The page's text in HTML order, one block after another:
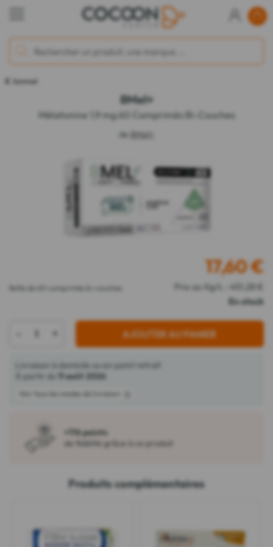
Sommeil
8Mel+
Mélatonine 1,9 mg 60 Comprimés Bi-Couches
de 8Mel+
Boîte de 60 comprimés bi-couches
17,60€
Prix au Kg/L : 451,28 €
En stock
+ AJOUTER AU PANIER
Livraison à domicile ou en point retrait
À partir du
11 août 2026
Voir tous les modes de livraison
+176 points
de fidélité grâce à ce produit
Produits complémentaires